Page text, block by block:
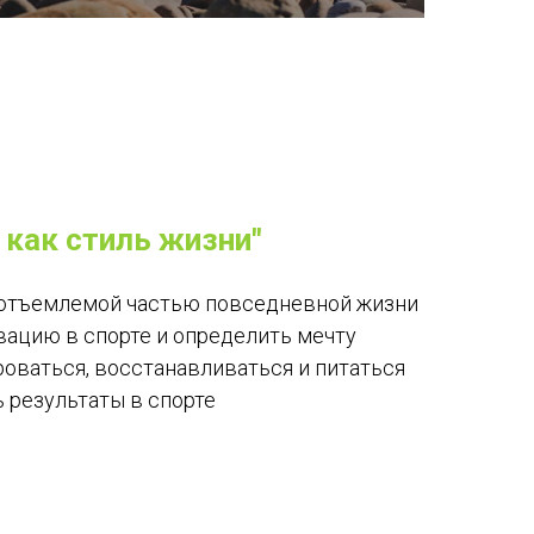
стиль жизни"
частью повседневной жизни
в спорте и определить мечту
восстанавливаться и питаться
в спорте